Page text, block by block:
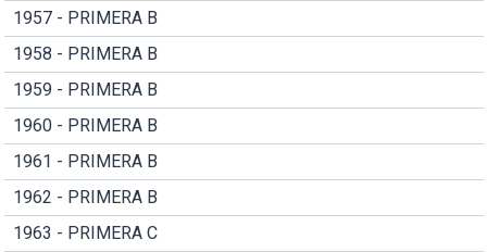
1957 - PRIMERA B
1958 - PRIMERA B
1959 - PRIMERA B
1960 - PRIMERA B
1961 - PRIMERA B
1962 - PRIMERA B
1963 - PRIMERA C